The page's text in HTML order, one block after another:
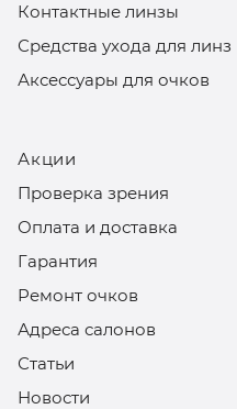
Контактные линзы
Средства ухода для линз
Аксессуары для очков
Акции
Проверка зрения
Оплата и доставка
Гарантия
Ремонт очков
Адреса салонов
Статьи
Новости